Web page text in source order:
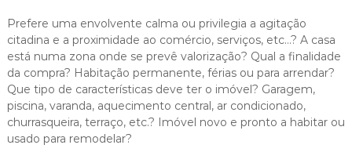
Prefere uma envolvente calma ou privilegia a agitação
citadina e a proximidade ao comércio, serviços, etc…? A casa
está numa zona onde se prevê valorização? Qual a finalidade
da compra? Habitação permanente, férias ou para arrendar?
Que tipo de características deve ter o imóvel? Garagem,
piscina, varanda, aquecimento central, ar condicionado,
churrasqueira, terraço, etc.? Imóvel novo e pronto a habitar ou
usado para remodelar?